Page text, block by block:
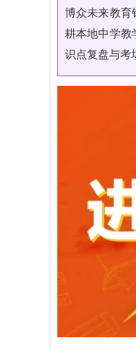
博众未来教育
耕本地中学教
识点复盘与考